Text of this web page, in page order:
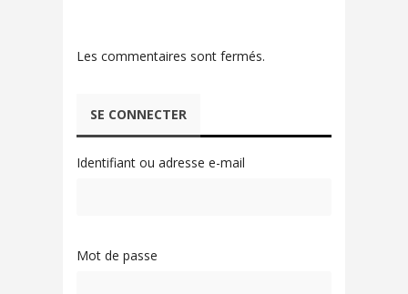
Les commentaires sont fermés.
SE CONNECTER
Identifiant ou adresse e-mail
Mot de passe